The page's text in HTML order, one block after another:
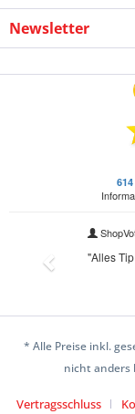
Newsletter
* Alle Preise inkl.
nicht anders
Vertragsschluss